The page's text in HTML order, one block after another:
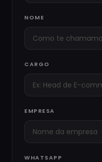
NOME
CARGO
EMPRESA
WHATSAPP